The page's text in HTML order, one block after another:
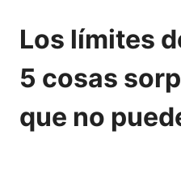
Los límites
5 cosas
que no